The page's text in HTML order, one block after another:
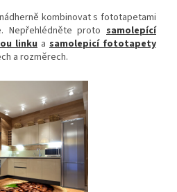
kombinovat s fototapetami
Nepřehlédněte proto samolepící
linku a samolepicí fototapety
a rozměrech.